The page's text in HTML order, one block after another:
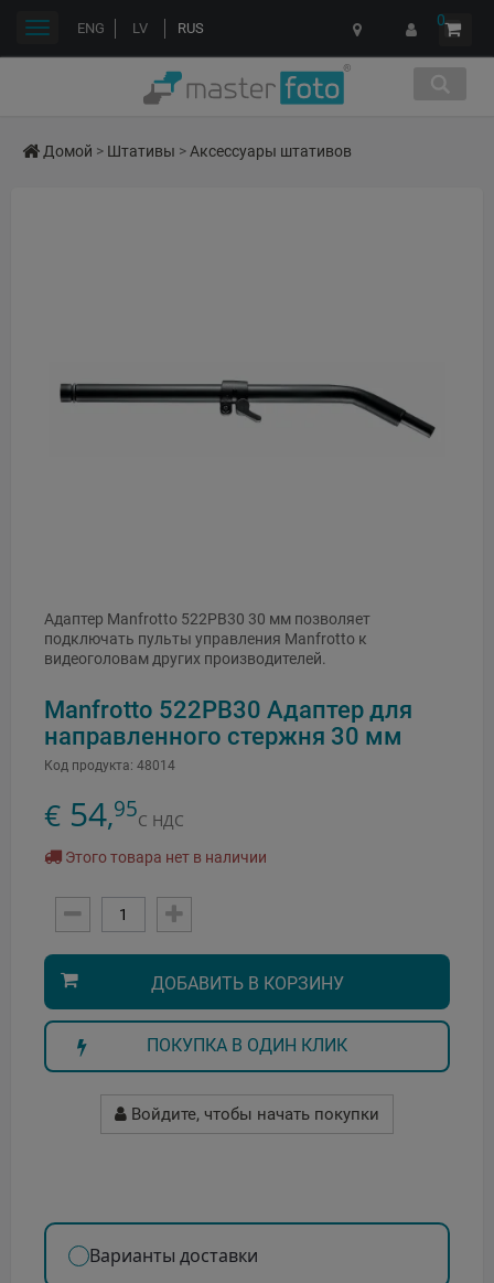
ENG LV RUS 0
Переключить
Домой > Штативы >Аксессуары штативов
Адаптер Manfrotto 522PB30 30 мм позволяет
подключать пульты управления Manfrotto к
видеоголовам других производителей.
Manfrotto 522PB30 Адаптер для
направленного стержня 30 мм
Код продукта: 48014
€ 54,95С НДС
Этого товара нет в наличии
ДОБАВИТЬ В КОРЗИНУ
ПОКУПКА В ОДИН КЛИК
Войдите, чтобы начать покупки
Варианты доставки